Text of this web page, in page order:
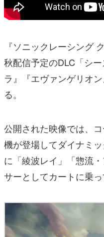
『ソニックレーシング
秋配信予定のDLC「シ
ラ』『エヴァンゲリオ
る。
公開された映像では、
機が登場してダイナミ
に「綾波レイ」「惣流
サーとしてカートに乗っ